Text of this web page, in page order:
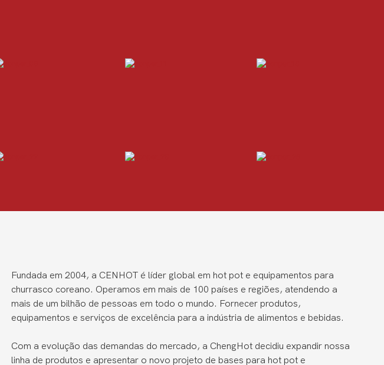
Fundada em 2004, a CENHOT é líder global em hot pot e equipamentos para
churrasco coreano. Operamos em mais de 100 países e regiões, atendendo a
mais de um bilhão de pessoas em todo o mundo. Fornecer produtos,
equipamentos e serviços de excelência para a indústria de alimentos e bebidas.
Com a evolução das demandas do mercado, a ChengHot decidiu expandir nossa
linha de produtos e apresentar o novo projeto de bases para hot pot e